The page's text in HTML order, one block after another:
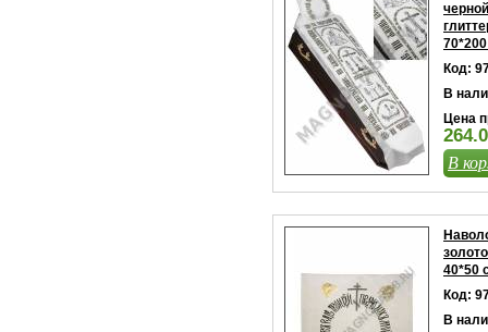
Код:
В
Цена
В
40*50
Код:
В